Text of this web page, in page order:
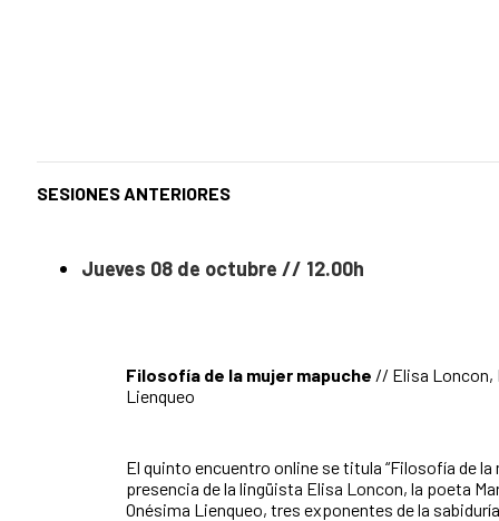
SESIONES ANTERIORES
Jueves 08 de octubre // 12.00h
Filosofía de la mujer mapuche // Elisa Loncon,
Lienqueo
El quinto encuentro online se titula “Filosofía de la
presencia de la lingüista Elisa Loncon, la poeta
Onésima Lienqueo, tres exponentes de la